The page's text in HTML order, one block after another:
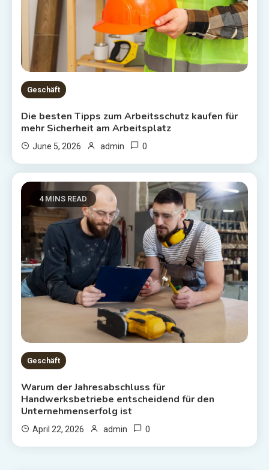
Geschäft
Die besten Tipps zum Arbeitsschutz kaufen für
mehr Sicherheit am Arbeitsplatz
June 5, 2026 admin 0
4 MINS READ
Geschäft
Warum der Jahresabschluss für
Handwerksbetriebe entscheidend für den
Unternehmenserfolg ist
April 22, 2026 admin 0